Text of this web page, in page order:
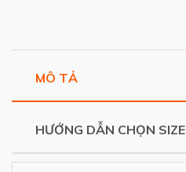
MÔ TẢ
HƯỚNG DẪN CHỌN SIZE